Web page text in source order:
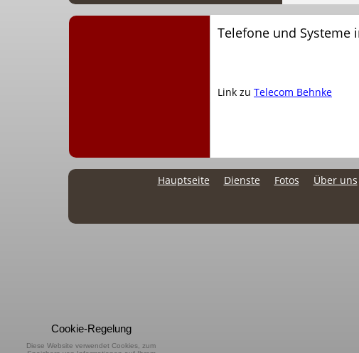
Telefone und Systeme
Link zu Telecom Behnke
Hauptseite Dienste Fotos Über uns
Cookie-Regelung
Diese Website verwendet Cookies, zum